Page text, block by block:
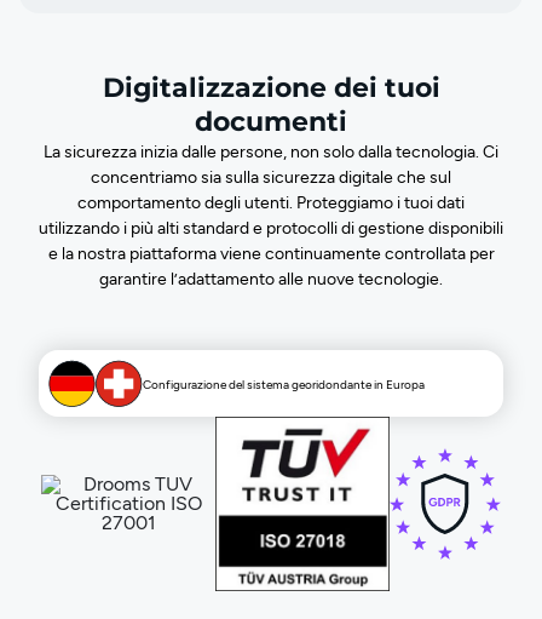
Digitalizzazione dei tuoi
documenti
La sicurezza inizia dalle persone, non solo dalla tecnologia. Ci
concentriamo sia sulla sicurezza digitale che sul
comportamento degli utenti. Proteggiamo i tuoi dati
utilizzando i più alti standard e protocolli di gestione disponibili
e la nostra piattaforma viene continuamente controllata per
garantire l’adattamento alle nuove tecnologie.
Configurazione del sistema georidondante in Europa